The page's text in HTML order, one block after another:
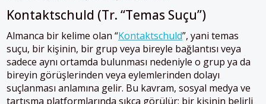
Kontaktschuld (Tr. “Temas Suçu”)
Almanca bir kelime olan “Kontaktschuld”, yani temas
suçu, bir kişinin, bir grup veya bireyle bağlantısı veya
sadece aynı ortamda bulunması nedeniyle o grup ya da
bireyin görüşlerinden veya eylemlerinden dolayı
suçlanması anlamına gelir. Bu kavram, sosyal medya ve
tartışma platformlarında sıkça görülür; bir kişinin belirli